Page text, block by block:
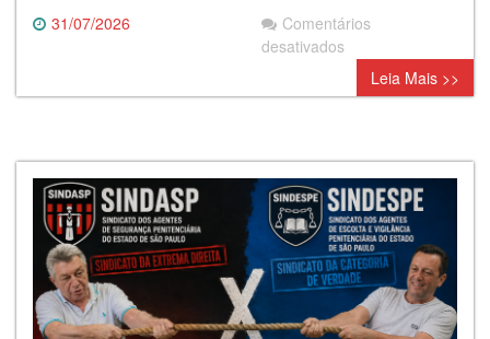
31/07/2026
Comentários
desativadosem
Sindicato
“todo
dia”
do
caos
em
que
vive
o
Leia Mais >>